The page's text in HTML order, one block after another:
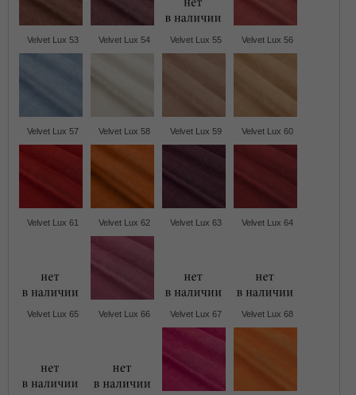
Velvet Lux 53 Velvet Lux 54 Velvet Lux 55 Velvet Lux 56
Velvet Lux 57 Velvet Lux 58 Velvet Lux 59 Velvet Lux 60
Velvet Lux 61 Velvet Lux 62 Velvet Lux 63 Velvet Lux 64
Velvet Lux 65 Velvet Lux 66 Velvet Lux 67 Velvet Lux 68